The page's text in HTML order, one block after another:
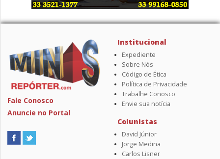
Fale Conosco
Anuncie no Portal
Institucional
Expediente
Sobre Nós
Código de Ética
Política de Privacidade
Trabalhe Conosco
Envie sua notícia
Colunistas
David Júnior
Jorge Medina
Carlos Lisner